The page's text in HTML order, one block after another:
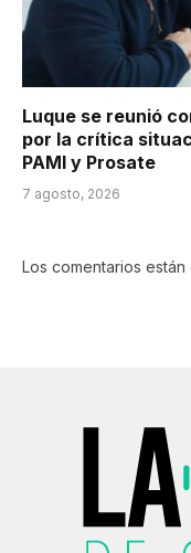
Luque se reunió
por la crítica
PAMI y Prosate
7 agosto, 2026
Los comentarios